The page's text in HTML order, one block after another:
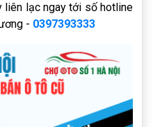
liên lạc ngay tới số hotline
- 0397393333